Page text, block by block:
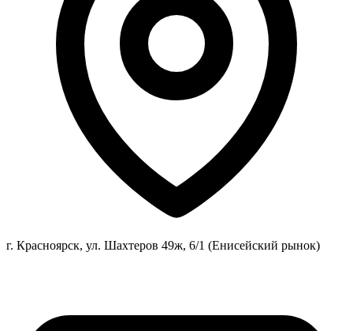
г. Красноярск, ул. Шахтеров 49ж, 6/1 (Енисейский рынок)